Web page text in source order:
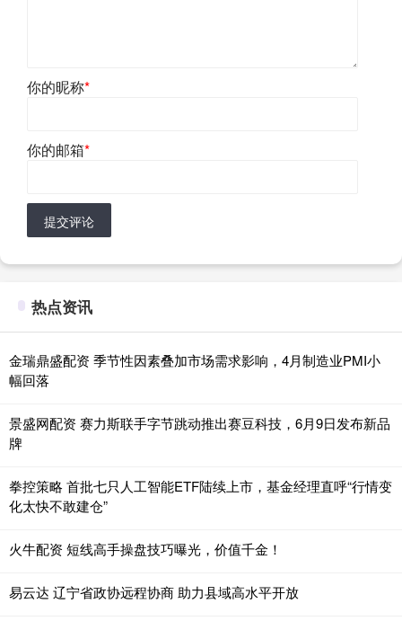
你的昵称*
你的邮箱*
提交评论
热点资讯
金瑞鼎盛配资 季节性因素叠加市场需求影响，4月制造业PMI小
幅回落
景盛网配资 赛力斯联手字节跳动推出赛豆科技，6月9日发布新品
牌
拳控策略 首批七只人工智能ETF陆续上市，基金经理直呼“行情变
化太快不敢建仓”
火牛配资 短线高手操盘技巧曝光，价值千金！
易云达 辽宁省政协远程协商 助力县域高水平开放